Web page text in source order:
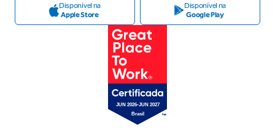
Disponível na
Apple Store
Disponível na
Google Play